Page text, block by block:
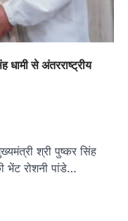
धामी से अंतरराष्ट्रीय
श्री पुष्कर सिंह
भेंट रोशनी पांडे…